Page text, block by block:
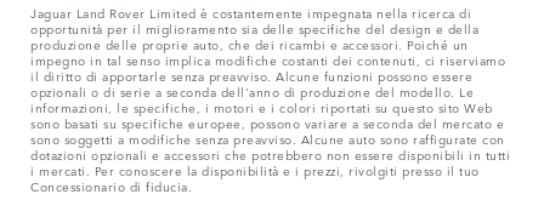
Jaguar Land Rover Limited è costantemente impegnata nella ricerca di
opportunità per il miglioramento sia delle specifiche del design e della
produzione delle proprie auto, che dei ricambi e accessori. Poiché un
impegno in tal senso implica modifiche costanti dei contenuti, ci riserviamo
il diritto di apportarle senza preavviso. Alcune funzioni possono essere
opzionali o di serie a seconda dell'anno di produzione del modello. Le
informazioni, le specifiche, i motori e i colori riportati su questo sito Web
sono basati su specifiche europee, possono variare a seconda del mercato e
sono soggetti a modifiche senza preavviso. Alcune auto sono raffigurate con
dotazioni opzionali e accessori che potrebbero non essere disponibili in tutti
i mercati. Per conoscere la disponibilità e i prezzi, rivolgiti presso il tuo
Concessionario di fiducia.